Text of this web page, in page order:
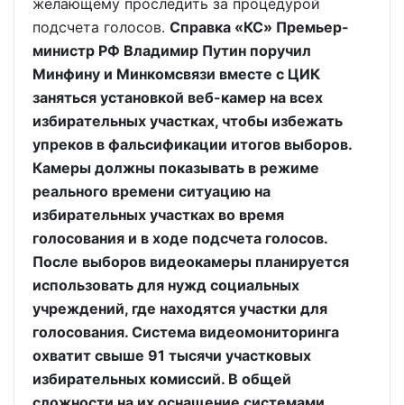
желающему проследить за процедурой
подсчета голосов. Справка «КС» Премьер-
министр РФ Владимир Путин поручил
Минфину и Минкомсвязи вместе с ЦИК
заняться установкой веб-камер на всех
избирательных участках, чтобы избежать
упреков в фальсификации итогов выборов.
Камеры должны показывать в режиме
реального времени ситуацию на
избирательных участках во время
голосования и в ходе подсчета голосов.
После выборов видеокамеры планируется
использовать для нужд социальных
учреждений, где находятся участки для
голосования. Система видеомониторинга
охватит свыше 91 тысячи участковых
избирательных комиссий. В общей